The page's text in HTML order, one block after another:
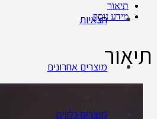
חצאיות
מוצרים אחרונים
מוצרים נלווים
תיאור
מידע נוסף
תיאור